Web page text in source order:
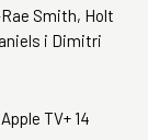
Smith, Holt
i Dimitri
TV+ 14